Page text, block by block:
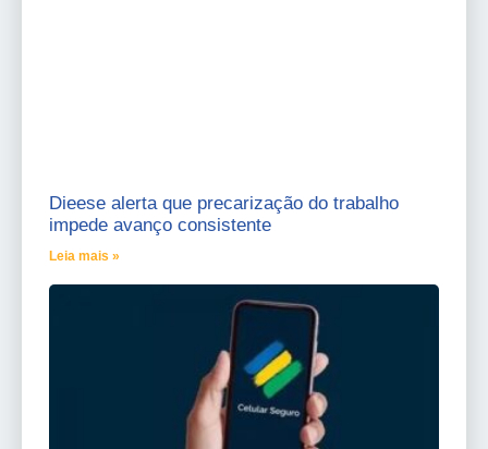
Dieese alerta que precarização do trabalho
impede avanço consistente
Leia mais »